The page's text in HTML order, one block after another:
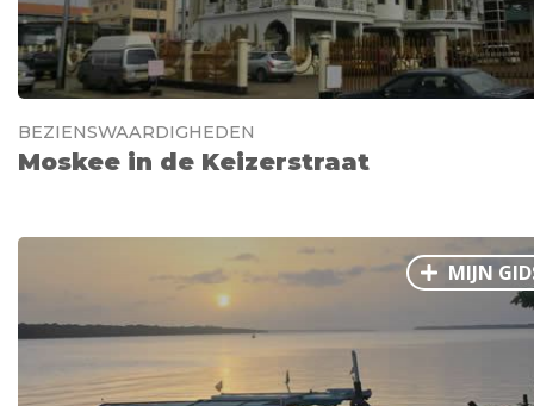
BEZIENSWAARDIGHEDEN
Moskee in de Keizerstraat
MIJN